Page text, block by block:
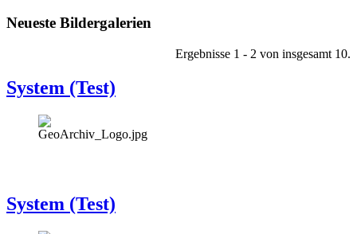
Neueste Bildergalerien
Ergebnisse 1 - 2 von insgesamt 10.
System (Test)
System (Test)